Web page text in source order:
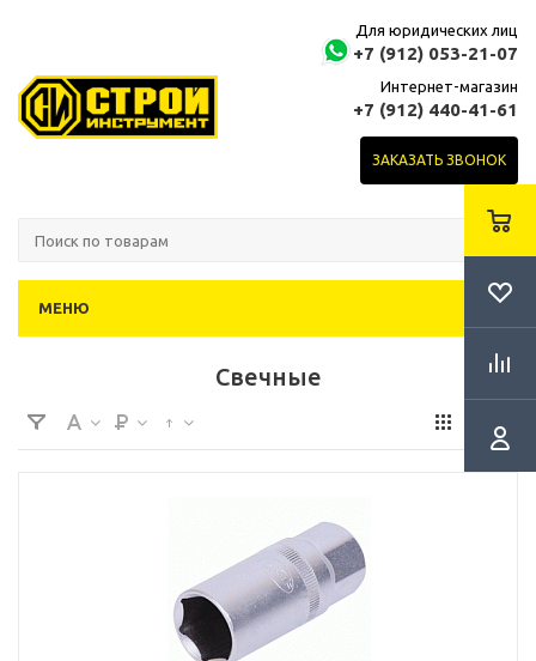
Для юридических лиц
+7 (912) 053-21-07
Интернет-магазин
+7 (912) 440-41-61
ЗАКАЗАТЬ ЗВОНОК
МЕНЮ
Свечные